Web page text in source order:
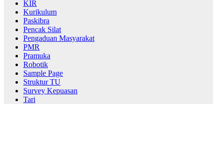
KIR
Kurikulum
Paskibra
Pencak Silat
Pengaduan Masyarakat
PMR
Pramuka
Robotik
Sample Page
Struktur TU
Survey Kepuasan
Tari